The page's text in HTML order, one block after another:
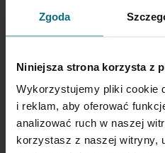
Zgoda
Niniejsza strona korzysta z
Wykorzystujemy pliki cookie
i reklam, aby oferować
analizować ruch w naszej
korzystasz z naszej witryny,
dotyczące oferty Desa
Subskrybuj
nasz
newsletter: